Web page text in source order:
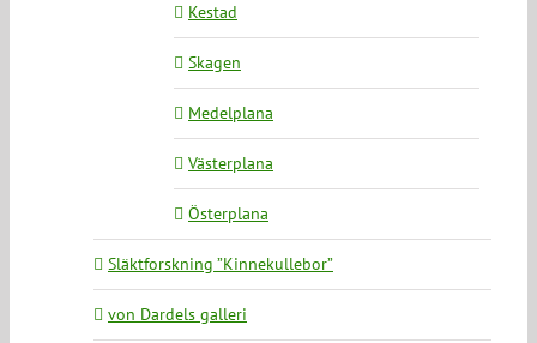
Kestad
Skagen
Medelplana
Västerplana
Österplana
Släktforskning ”Kinnekullebor”
von Dardels galleri